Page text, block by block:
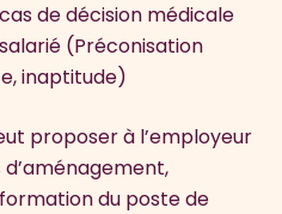
de décision médicale
(Préconisation
inaptitude)
proposer à l’employeur
du poste de